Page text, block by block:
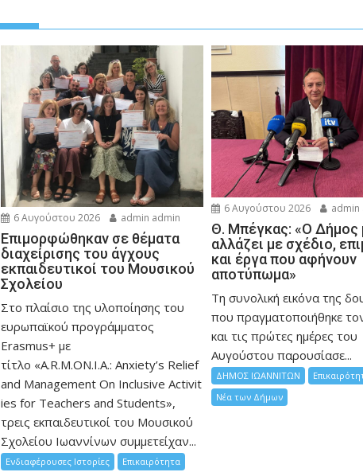
6 Αυγούστου 2026 admin admin
Eπιμορφώθηκαν σε θέματα
διαχείρισης του άγχους
εκπαιδευτικοί του Μουσικού
Σχολείου
Στο πλαίσιο της υλοποίησης του
ευρωπαϊκού προγράμματος
Erasmus+ με
τίτλο «A.R.M.ON.I.A.: Anxiety’s Relief
and Management On Inclusive Activit
ies for Teachers and Students»,
τρεις εκπαιδευτικοί του Μουσικού
Σχολείου Ιωαννίνων συμμετείχαν...
Ενδιαφέρουσες Ιστορίες Επικαιρότητα
6 Αυγούστου 2026 admin
Θ. Μπέγκας: «Ο Δήμος
αλλάζει με σχέδιο,
και έργα που αφήνουν
αποτύπωμα»
Τη συνολική εικόνα της
που πραγματοποιήθηκε
και τις πρώτες ημέρες του
Αυγούστου παρουσίασε...
ΔΗΜΟΣ ΙΩΑΝΝΙΤΩΝ
Νέα των Δήμων